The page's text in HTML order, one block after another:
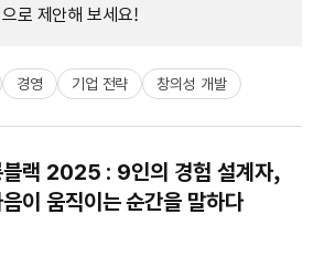
로 제안해 보세요!
경영 기업 전략 창의성 개발
랙 2025 : 9인의 경험 설계자,
이 움직이는 순간을 말하다